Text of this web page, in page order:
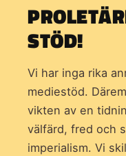
STÖD!
Vi har inga rika
mediestöd.
vikten av en
välfärd, fred och
imperialism. Vi